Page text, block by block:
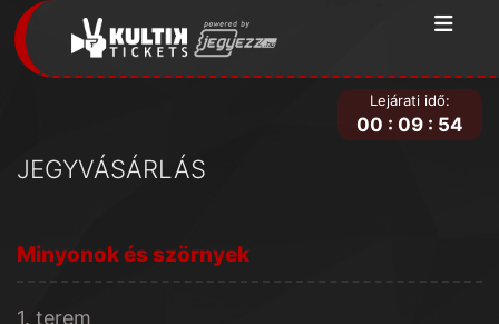
JEGYVÁSÁRLÁS
Lejárati idő:
00 : 09 : 54
Minyonok és szörnyek
1. terem